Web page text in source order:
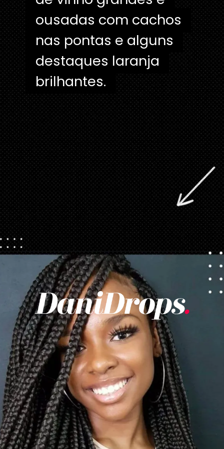
ousadas com cachos
nas pontas e alguns
destaques laranja
brilhantes.
ousadas com cachos
nas pontas e alguns
destaques laranja
Opening https://danidrops.com.br/tendencia-de-corte-para-cabelo-crespo-feminino/